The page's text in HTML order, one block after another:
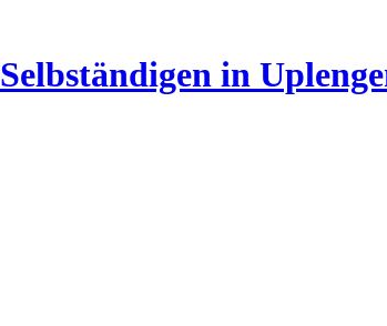
Selbständigen in